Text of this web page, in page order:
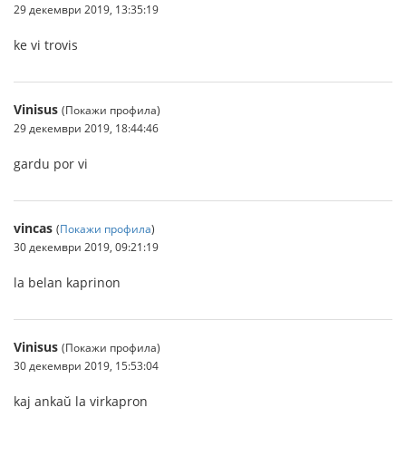
29 декември 2019, 13:35:19
ke vi trovis
Vinisus (Покажи профила)
29 декември 2019, 18:44:46
gardu por vi
vincas (Покажи профила)
30 декември 2019, 09:21:19
la belan kaprinon
Vinisus (Покажи профила)
30 декември 2019, 15:53:04
kaj ankaŭ la virkapron